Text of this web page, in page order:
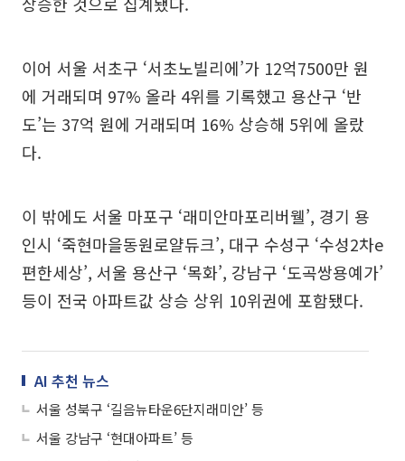
이어 서울 서초구 ‘서초노빌리에’가 12억7500만 원
에 거래되며 97% 올라 4위를 기록했고 용산구 ‘반
도’는 37억 원에 거래되며 16% 상승해 5위에 올랐
다.
이 밖에도 서울 마포구 ‘래미안마포리버웰’, 경기 용
인시 ‘죽현마을동원로얄듀크’, 대구 수성구 ‘수성2차e
편한세상’, 서울 용산구 ‘목화’, 강남구 ‘도곡쌍용예가’
등이 전국 아파트값 상승 상위 10위권에 포함됐다.
AI 추천 뉴스
서울 성북구 ‘길음뉴타운6단지래미안’ 등
서울 강남구 ‘현대아파트’ 등